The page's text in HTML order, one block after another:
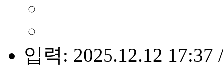
입력: 2025.12.12 17:37